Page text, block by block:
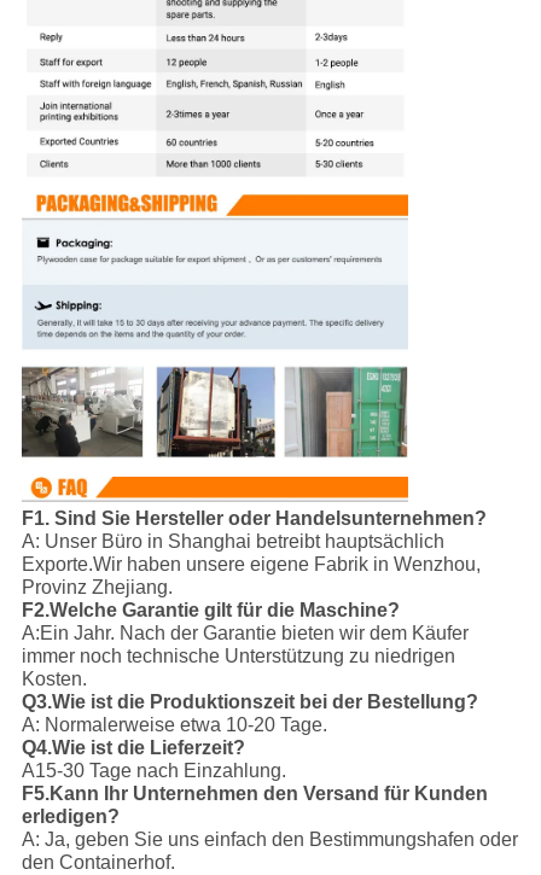
F1. Sind Sie Hersteller oder Handelsunternehmen?
A: Unser Büro in Shanghai betreibt hauptsächlich
Exporte.Wir haben unsere eigene Fabrik in Wenzhou,
Provinz Zhejiang.
F2.Welche Garantie gilt für die Maschine?
A:Ein Jahr. Nach der Garantie bieten wir dem Käufer
immer noch technische Unterstützung zu niedrigen
Kosten.
Q3.Wie ist die Produktionszeit bei der Bestellung?
A: Normalerweise etwa 10-20 Tage.
Q4.Wie ist die Lieferzeit?
A15-30 Tage nach Einzahlung.
F5.Kann Ihr Unternehmen den Versand für Kunden
erledigen?
A: Ja, geben Sie uns einfach den Bestimmungshafen oder
den Containerhof.